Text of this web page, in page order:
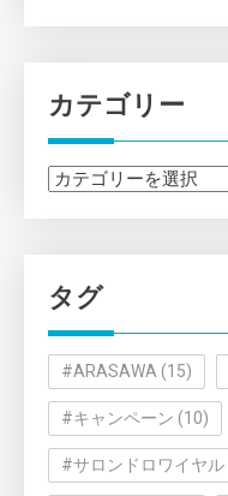
カテゴリー
カ
ー
タグ
#ARASAWA (15)
#キャンペーン (10)
#サロンドロワイヤル